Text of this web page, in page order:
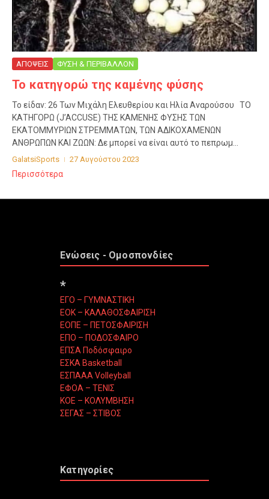
ΑΠΟΨΕΙΣ ΦΥΣΗ & ΠΕΡΙΒΑΛΛΟΝ
Το κατηγορώ της καμένης φύσης
Το είδαν: 26 Των Μιχάλη Ελευθερίου και Ηλία Αναρούσου ΤΟ
ΚΑΤΗΓΟΡΩ (J’ACCUSE) ΤΗΣ ΚΑΜΕΝΗΣ ΦΥΣΗΣ ΤΩΝ
ΕΚΑΤΟΜΜΥΡΙΩΝ ΣΤΡΕΜΜΑΤΩΝ, ΤΩΝ ΑΔΙΚΟΧΑΜΕΝΩΝ
ΑΝΘΡΩΠΩΝ ΚΑΙ ΖΩΩΝ: Δε μπορεί να είναι αυτό το πεπρωμ...
GalatsiSports 27 Αυγούστου 2023
Περισσότερα
Ενώσεις - Ομοσπονδίες
*
ΕΓΟ – ΓΥΜΝΑΣΤΙΚΗ
ΕΟΚ – ΚΑΛΑΘΟΣΦΑΙΡΙΣΗ
ΕΟΠΕ – ΠΕΤΟΣΦΑΙΡΙΣΗ
ΕΠΟ – ΠΟΔΟΣΦΑΙΡΟ
ΕΠΣΑ Ποδόσφαιρο
ΕΣΚΑ Basketball
ΕΣΠΑΑΑ Volleyball
ΕΦΟΑ – ΤΕΝΙΣ
ΚΟΕ – ΚΟΛΥΜΒΗΣΗ
ΣΕΓΑΣ – ΣΤΙΒΟΣ
Κατηγορίες